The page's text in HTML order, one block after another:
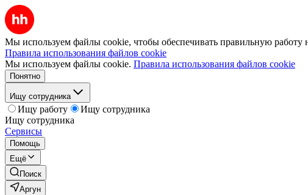
Мы используем файлы cookie, чтобы обеспечивать правильную работу
Правила использования файлов cookie
Мы используем файлы cookie. Правила использования файлов cookie
Понятно
Ищу сотрудника
Ищу работу
Ищу сотрудника
Ищу сотрудника
Сервисы
Помощь
Ещё
Поиск
Аргун